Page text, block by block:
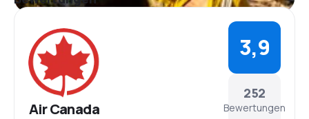
Air Canada
252
Bewertungen
3,9